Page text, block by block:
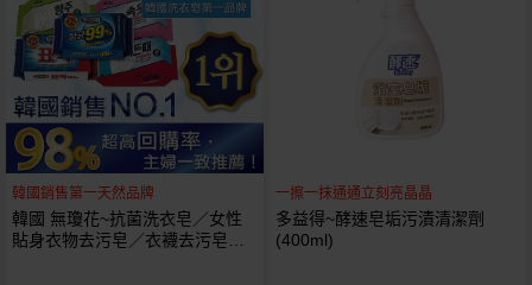
韓國銷售第一天然品牌
韓國 無瓊花~抗菌洗衣皂／女性
貼身衣物去污皂／衣襪去污皂／
一擦一抹通通立刻亮晶晶
多益得~酵速皂垢污漬清潔劑
(400ml)